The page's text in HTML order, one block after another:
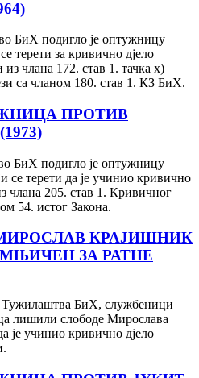
БиХ подигло је оптужницу
терети за кривично дјело
члана 172. став 1. тачка х)
са чланом 180. став 1. КЗ БиХ.
ПРОТИВ
БиХ подигло је оптужницу
се терети да је учинио кривично
члана 205. став 1. Кривичног
54. истог Закона.
КРАЈИШНИК
ЗА РАТНЕ
БиХ, службеници
лишили слободе Мирослава
је учинио кривично дјело